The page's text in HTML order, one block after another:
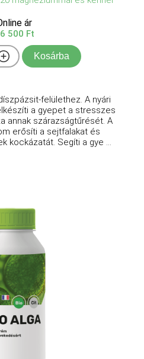
ár
500 Ft
Kosárba
felülethez. A nyári
a gyepet a stresszes
annak szárazságtűrését. A
erősíti a sejtfalakat és
kockázatát. Segíti a gye ...